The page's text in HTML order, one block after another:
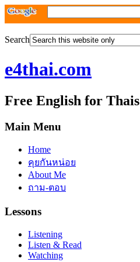
Search
e4thai.com
Free English for Thais
Main Menu
Home
คุยกันหน่อย
About Me
ถาม-ตอบ
Lessons
Listening
Listen & Read
Watching